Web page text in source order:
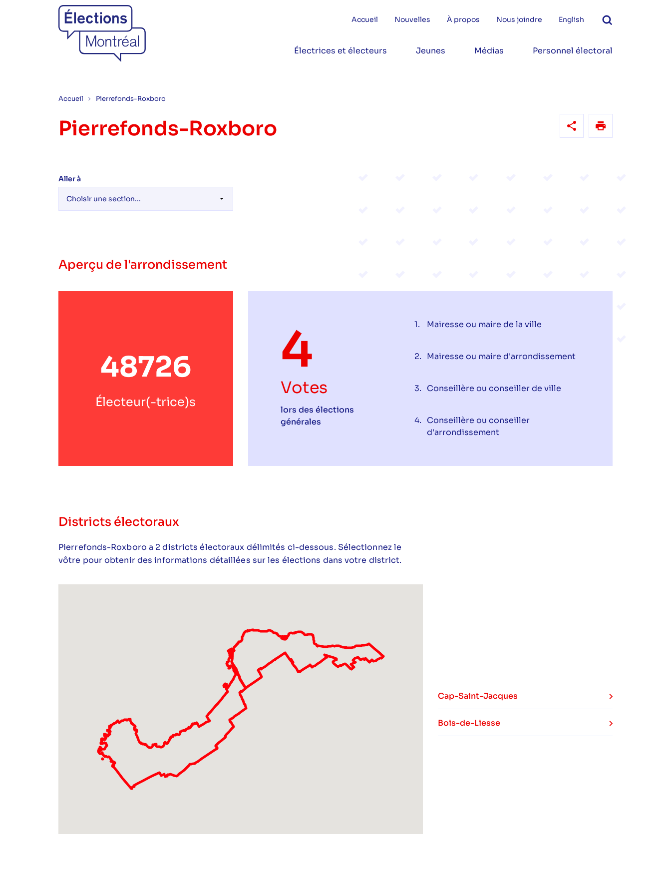
Accueil Nouvelles À propos Nous joindre English
Électrices et électeurs Jeunes Médias Personnel électoral
Accueil Pierrefonds-Roxboro
Pierrefonds-Roxboro
Aller à
Aperçu de l'arrondissement
48726
Électeur(-trice)s
4
Votes
lors des élections
générales
Mairesse ou maire de la ville
Mairesse ou maire d'arrondissement
Conseillère ou conseiller de ville
Conseillère ou conseiller
d'arrondissement
Districts électoraux
Pierrefonds-Roxboro a 2 districts électoraux délimités ci-dessous. Sélectionnez le
vôtre pour obtenir des informations détaillées sur les élections dans votre district.
Cap-Saint-Jacques
Bois-de-Liesse